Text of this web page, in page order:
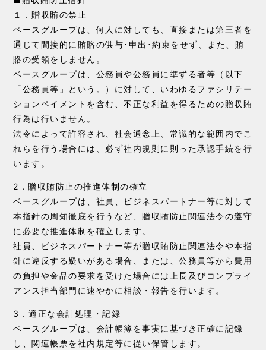
１．贈収賄の禁止
ベースグループは、何人に対しても、直接または第三者を
通じて間接的に賄賂の供与･申出･約束をせず、また、賄
賂の受領をしません。
ベースグループは、公務員や公務員に準ずる者等（以下
「公務員等」という。）に対して、いわゆるファシリテー
ションペイメントを含む、不正な利益を得るための贈収賄
行為は行いません。
法令によって許容され、社会通念上、常識的な範囲内でこ
れらを行う場合には、必ず社内規則に則った承認手続を行
います。
2．贈収賄防止の推進体制の確立
ベースグループは、社員、ビジネスパートナー等に対して
本指針の周知徹底を行うなど、贈収賄防止関連法令の遵守
に必要な推進体制を確立します。
社員、ビジネスパートナー等が贈収賄防止関連法令や本指
針に違反する疑いがある場合、または、公務員等から費用
の負担や金品の要求を受けた場合には上長及びコンプライ
アンス担当部門に速やかに相談・報告を行います。
3．適正な会計処理・記録
ベースグループは、会計帳簿を事実に基づき正確に記録
し、関連帳票を社内規定等に従い保管します。